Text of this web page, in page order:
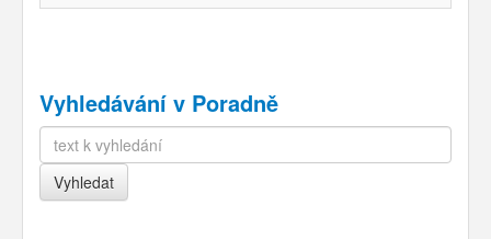
Vyhledávání v Poradně